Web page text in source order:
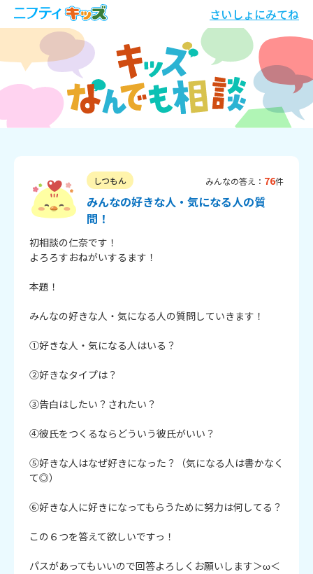
さいしょにみてね
しつもん みんなの答え： 76件
みんなの好きな人・気になる人の質
問！
初相談の仁奈です！
よろろすおねがいするます！
本題！
みんなの好きな人・気になる人の質問していきます！
①好きな人・気になる人はいる？
②好きなタイプは？
③告白はしたい？されたい？
④彼氏をつくるならどういう彼氏がいい？
⑤好きな人はなぜ好きになった？（気になる人は書かなく
て◎）
⑥好きな人に好きになってもらうために努力は何してる？
この６つを答えて欲しいですっ！
パスがあってもいいので回答よろしくお願いします＞ω＜